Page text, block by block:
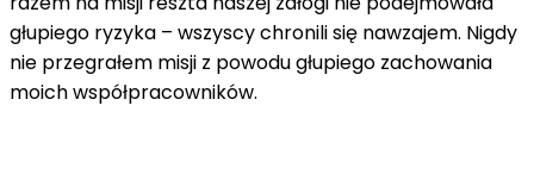
głupiego ryzyka – wszyscy chronili się nawzajem. Nigdy
nie przegrałem misji z powodu głupiego zachowania
moich współpracowników.